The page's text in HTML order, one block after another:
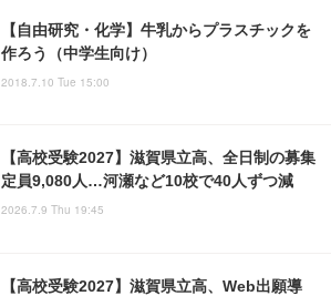
【自由研究・化学】牛乳からプラスチックを
作ろう（中学生向け）
2018.7.10 Tue 15:00
【高校受験2027】滋賀県立高、全日制の募集
定員9,080人…河瀬など10校で40人ずつ減
2026.7.9 Thu 19:45
【高校受験2027】滋賀県立高、Web出願導